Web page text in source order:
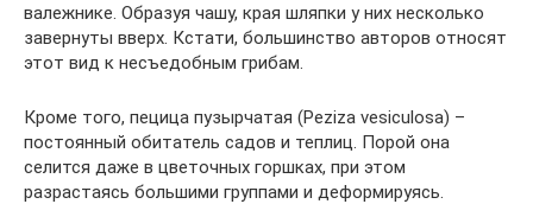
валежнике. Образуя чашу, края шляпки у них несколько
завернуты вверх. Кстати, большинство авторов относят
этот вид к несъедобным грибам.
Кроме того, пецица пузырчатая (Peziza vesiculosa) –
постоянный обитатель садов и теплиц. Порой она
селится даже в цветочных горшках, при этом
разрастаясь большими группами и деформируясь.